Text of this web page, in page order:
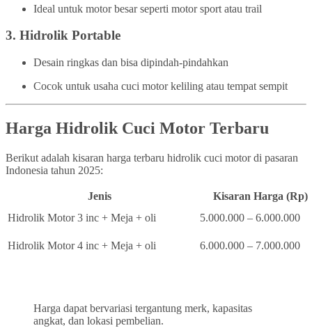
Ideal untuk motor besar seperti motor sport atau trail
3. Hidrolik Portable
Desain ringkas dan bisa dipindah-pindahkan
Cocok untuk usaha cuci motor keliling atau tempat sempit
Harga Hidrolik Cuci Motor Terbaru
Berikut adalah kisaran harga terbaru hidrolik cuci motor di pasaran
Indonesia tahun 2025:
Jenis
Kisaran Harga (Rp)
Hidrolik Motor 3 inc + Meja + oli
5.000.000 – 6.000.000
Hidrolik Motor 4 inc + Meja + oli 6.000.000 – 7.000.000
Harga dapat bervariasi tergantung merk, kapasitas
angkat, dan lokasi pembelian.